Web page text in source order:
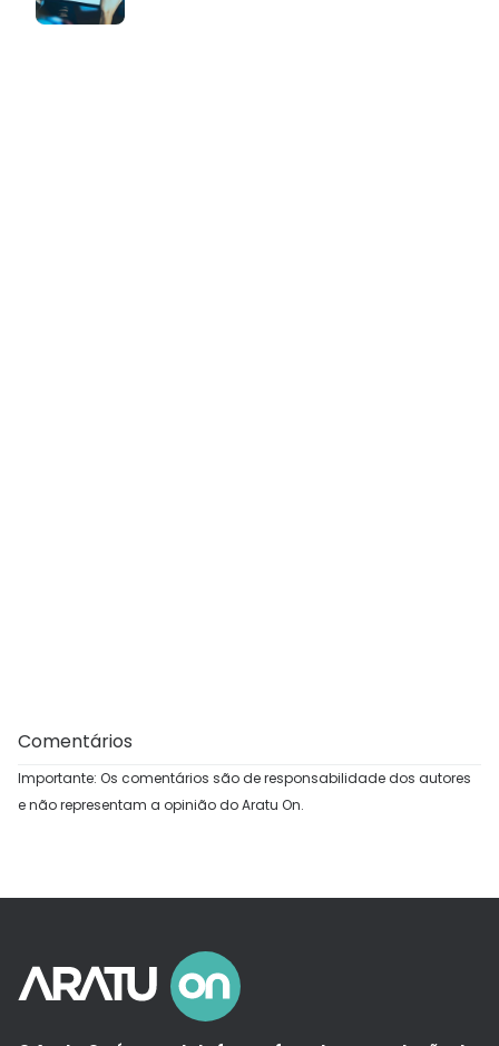
Comentários
Importante: Os comentários são de responsabilidade dos autores
e não representam a opinião do Aratu On.